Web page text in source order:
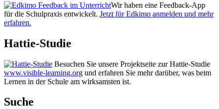
Wir haben eine Feedback-App
für die Schulpraxis entwickelt. Jetzt für Edkimo anmelden und mehr
erfahren.
Hattie-Studie
Besuchen Sie unsere Projektseite zur Hattie-Studie
www.visible-learning.org und erfahren Sie mehr darüber, was beim
Lernen in der Schule am wirksamsten ist.
Suche